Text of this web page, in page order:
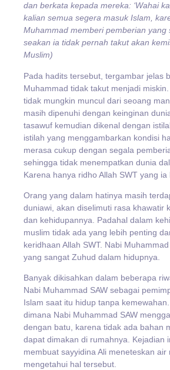
dan berkata kepada mereka: ‘Wahai
kalian semua segera masuk Islam,
Muhammad memberi pemberian yang
seakan ia tidak pernah takut akan
Muslim)
Pada hadits tersebut, tergambar jelas
Muhammad tidak takut menjadi
tidak mungkin muncul dari seoang
masih dipenuhi dengan keinginan
tasawuf kemudian dikenal dengan
istilah yang menggambarkan kondisi
merasa cukup dengan segala
sehingga tidak menempatkan dunia
Karena hanya ridho Allah SWT yang ia
Orang yang dalam hatinya masih
duniawi, akan diselimuti rasa khawatir
dan kehidupannya. Padahal dalam
muslim tidak ada yang lebih penting
keridhaan Allah SWT. Nabi
yang sangat Zuhud dalam hidupnya.
Banyak dikisahkan dalam beberapa
Nabi Muhammad SAW sebagai
Islam saat itu hidup tanpa
dimana Nabi Muhammad SAW
dengan batu, karena tidak ada bahan
dapat dimakan di rumahnya. Kejadian
membuat sayyidina Ali meneteskan air
mengetahui hal tersebut.